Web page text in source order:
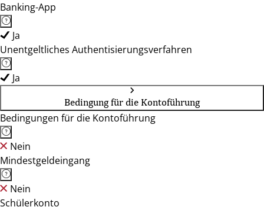
Banking-App
Ja
Unentgeltliches Authentisierungsverfahren
Ja
Bedingung für die Kontoführung
Bedingungen für die Kontoführung
Nein
Mindestgeldeingang
Nein
Schülerkonto